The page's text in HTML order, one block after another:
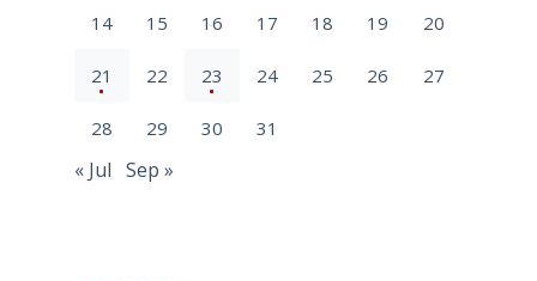
14 15 16 17 18 19 20
21 22 23 24 25 26 27
28 29 30 31
« Jul Sep »